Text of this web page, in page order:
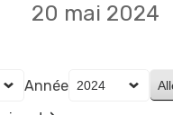
20 mai 2024
Année